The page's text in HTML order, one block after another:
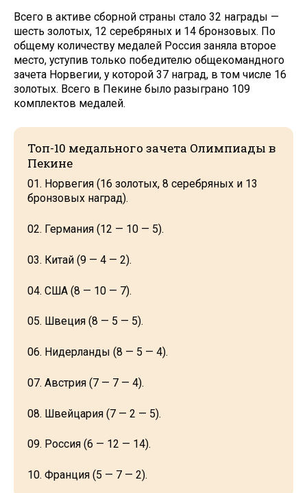
Всего в активе сборной страны стало 32 награды —
шесть золотых, 12 серебряных и 14 бронзовых. По
общему количеству медалей Россия заняла второе
место, уступив только победителю общекомандного
зачета Норвегии, у которой 37 наград, в том числе 16
золотых. Всего в Пекине было разыграно 109
комплектов медалей.
Топ-10 медального зачета Олимпиады в
Пекине
01. Норвегия (16 золотых, 8 серебряных и 13
бронзовых наград).
02. Германия (12 — 10 — 5).
03. Китай (9 — 4 — 2).
04. США (8 — 10 — 7).
05. Швеция (8 — 5 — 5).
06. Нидерланды (8 — 5 — 4).
07. Австрия (7 — 7 — 4).
08. Швейцария (7 — 2 — 5).
09. Россия (6 — 12 — 14).
10. Франция (5 — 7 — 2).